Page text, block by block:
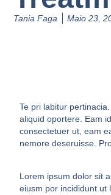
Tania Faga Maio 23,
Te pri labitur
aliquid oportere. Eam
consectetuer ut, eam
nemore deseruisse.
Lorem ipsum dolor sit
eiusm por incididunt ut